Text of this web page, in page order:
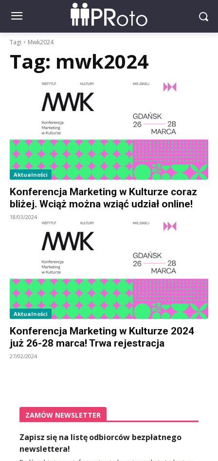
Tagi Mwk2024
Tag: mwk2024
Aktualności
Konferencja Marketing w Kulturze coraz
bliżej. Wciąż można wziąć udział online!
18/03/2024
Aktualności
Konferencja Marketing w Kulturze 2024
już 26-28 marca! Trwa rejestracja
27/02/2024
ZAMÓW NEWSLETTER
Zapisz się na listę odbiorców bezpłatnego
newslettera!